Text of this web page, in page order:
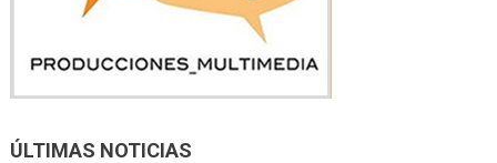
ÚLTIMAS NOTICIAS